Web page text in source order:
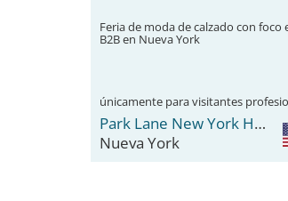
Feria de moda de calzado con foco
B2B en Nueva York
Park Lane New York Hotel
Nueva York